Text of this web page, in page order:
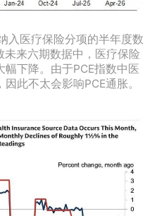
医疗保险分项的半年度数
来六期数据中，医疗保险
幅下降。由于PCE指数中医
此不太会影响PCE通胀。